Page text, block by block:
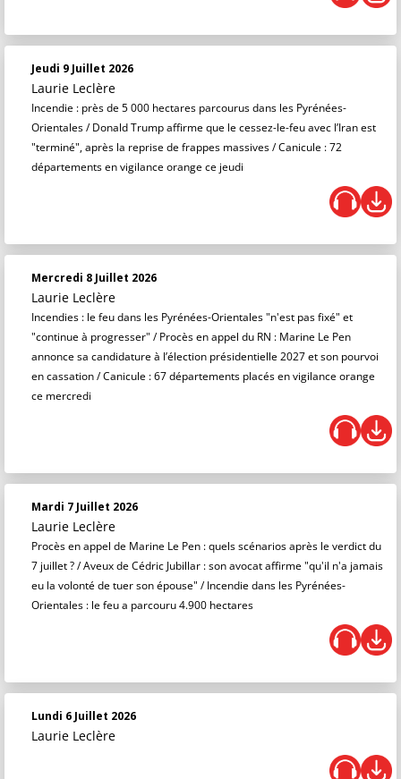
Jeudi 9 Juillet 2026
Laurie Leclère
Incendie : près de 5 000 hectares parcourus dans les Pyrénées-
Orientales / Donald Trump affirme que le cessez-le-feu avec l’Iran est
"terminé", après la reprise de frappes massives / Canicule : 72
départements en vigilance orange ce jeudi
Mercredi 8 Juillet 2026
Laurie Leclère
Incendies : le feu dans les Pyrénées-Orientales "n'est pas fixé" et
"continue à progresser" / Procès en appel du RN : Marine Le Pen
annonce sa candidature à l’élection présidentielle 2027 et son pourvoi
en cassation / Canicule : 67 départements placés en vigilance orange
ce mercredi
Mardi 7 Juillet 2026
Laurie Leclère
Procès en appel de Marine Le Pen : quels scénarios après le verdict du
7 juillet ? / Aveux de Cédric Jubillar : son avocat affirme "qu'il n'a jamais
eu la volonté de tuer son épouse" / Incendie dans les Pyrénées-
Orientales : le feu a parcouru 4.900 hectares
Lundi 6 Juillet 2026
Laurie Leclère